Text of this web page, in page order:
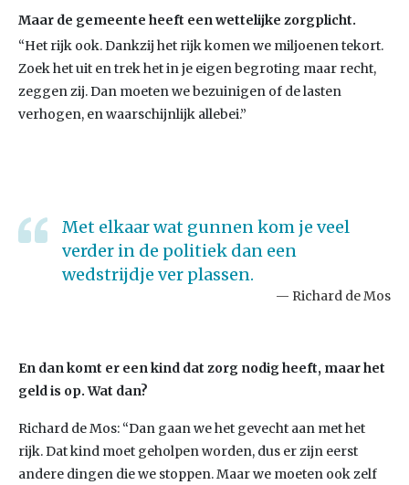
Maar de gemeente heeft een wettelijke zorgplicht.
“Het rijk ook. Dankzij het rijk komen we miljoenen tekort.
Zoek het uit en trek het in je eigen begroting maar recht,
zeggen zij. Dan moeten we bezuinigen of de lasten
verhogen, en waarschijnlijk allebei.”
Met elkaar wat gunnen kom je veel
verder in de politiek dan een
wedstrijdje ver plassen.
Richard de Mos
En dan komt er een kind dat zorg nodig heeft, maar het
geld is op. Wat dan?
Richard de Mos: “Dan gaan we het gevecht aan met het
rijk. Dat kind moet geholpen worden, dus er zijn eerst
andere dingen die we stoppen. Maar we moeten ook zelf